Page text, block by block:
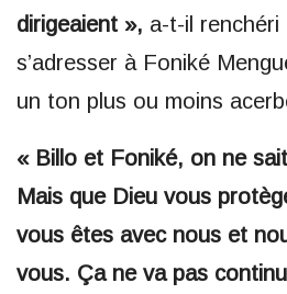
dirigeaient », a-t-il
s’adresser à Foniké
un ton plus ou moins
« Billo et Foniké, on ne
Mais que Dieu vous
vous êtes avec nous et
vous. Ça ne va pas